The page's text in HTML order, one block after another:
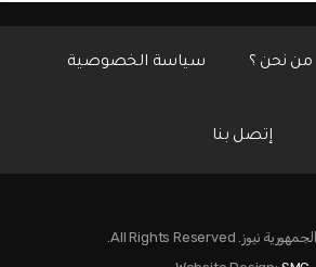
من نحن ؟ سياسة الخصوصية
إتصل بنا